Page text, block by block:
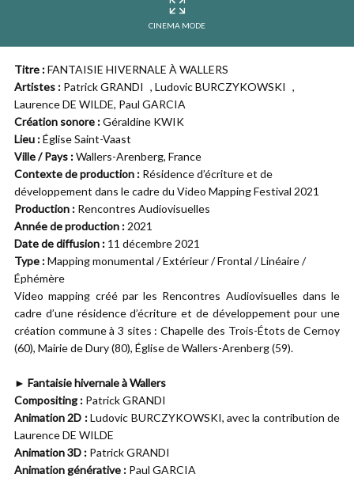
CINEMA MODE
Titre :FANTAISIE HIVERNALE À WALLERS
Artistes : Patrick GRANDI , Ludovic BURCZYKOWSKI ,
Laurence DE WILDE, Paul GARCIA
Création sonore :Géraldine KWIK
Lieu :Église Saint-Vaast
Ville / Pays :Wallers-Arenberg, France
Contexte de production : Résidence d’écriture et de
développement dans le cadre du Video Mapping Festival 2021
Production : Rencontres Audiovisuelles
Année de production : 2021
Date de diffusion : 11 décembre 2021
Type :Mapping monumental / Extérieur / Frontal / Linéaire /
Éphémère
Video mapping créé par les Rencontres Audiovisuelles dans le
cadre d’une résidence d’écriture et de développement pour une
création commune à 3 sites : Chapelle des Trois-Étots de Cernoy
(60), Mairie de Dury (80), Église de Wallers-Arenberg (59).
► Fantaisie hivernale à Wallers
Compositing : Patrick GRANDI
Animation 2D :Ludovic BURCZYKOWSKI, avec la contribution de
Laurence DE WILDE
Animation 3D : Patrick GRANDI
Animation générative : Paul GARCIA